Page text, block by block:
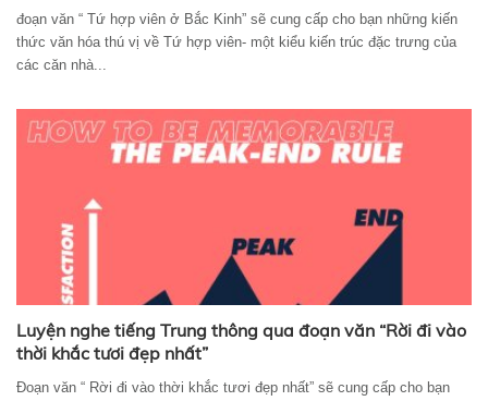
đoạn văn “ Tứ hợp viên ở Bắc Kinh” sẽ cung cấp cho bạn những kiến
thức văn hóa thú vị về Tứ hợp viên- một kiểu kiến trúc đặc trưng của
các căn nhà...
Luyện nghe tiếng Trung thông qua đoạn văn “Rời đi vào
thời khắc tươi đẹp nhất”
Đoạn văn “ Rời đi vào thời khắc tươi đẹp nhất” sẽ cung cấp cho bạn